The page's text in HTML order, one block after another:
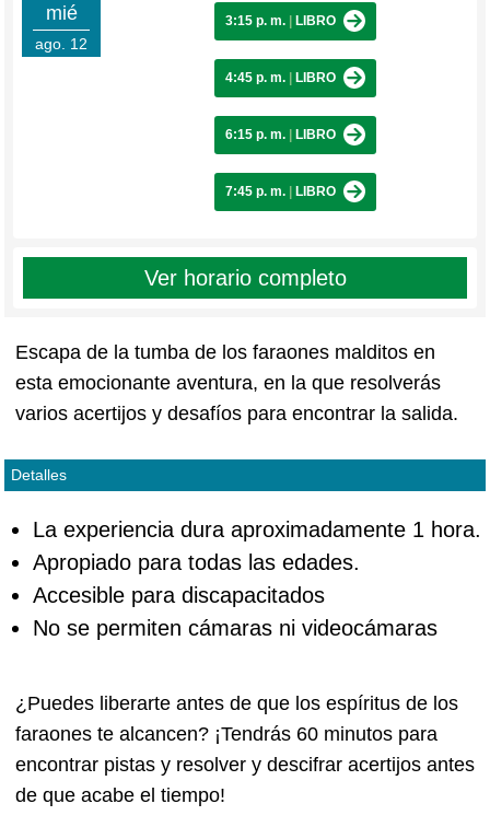
mié
ago. 12
3:15 p. m. LIBRO
4:45 p. m. LIBRO
6:15 p. m. LIBRO
7:45 p. m. LIBRO
Ver horario completo
Escapa de la tumba de los faraones malditos en
esta emocionante aventura, en la que resolverás
varios acertijos y desafíos para encontrar la salida.
Detalles
La experiencia dura aproximadamente 1 hora.
Apropiado para todas las edades.
Accesible para discapacitados
No se permiten cámaras ni videocámaras
¿Puedes liberarte antes de que los espíritus de los
faraones te alcancen? ¡Tendrás 60 minutos para
encontrar pistas y resolver y descifrar acertijos antes
de que acabe el tiempo!